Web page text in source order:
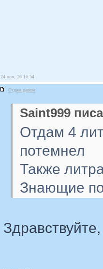
24 ноя, 16 16:54
Отдам даром
Saint999
Отдам 4
потемнел
Также
Знающие